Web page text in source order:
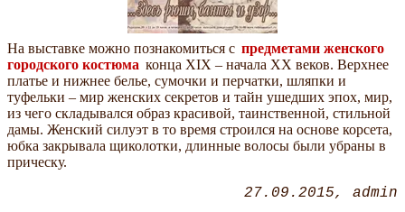
На выставке можно познакомиться с предметами женского
городского костюма конца XIX – начала XX веков. Верхнее
платье и нижнее белье, сумочки и перчатки, шляпки и
туфельки – мир женских секретов и тайн ушедших эпох, мир,
из чего складывался образ красивой, таинственной, стильной
дамы. Женский силуэт в то время строился на основе корсета,
юбка закрывала щиколотки, длинные волосы были убраны в
прическу.
27.09.2015 admin